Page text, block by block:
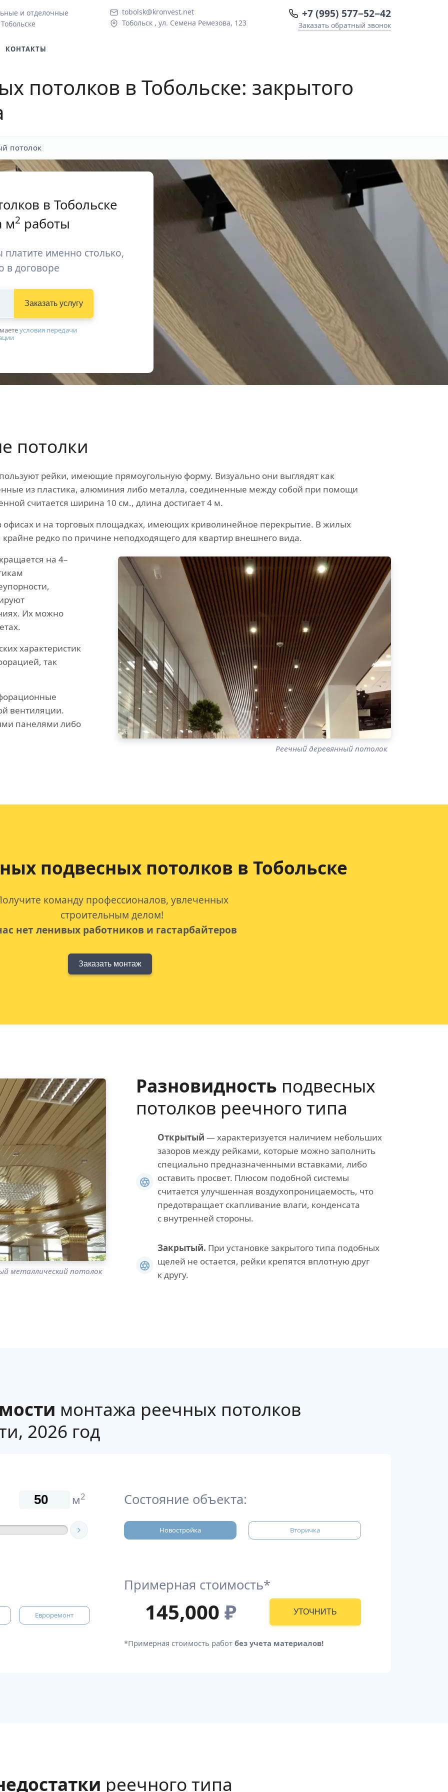
и отделочные
tobolsk@kronvest.net
Тобольск , ул. Семена Ремезова, 123
+7 (995) 577−52−42
Заказать обратный звонок
КОНТАКТЫ
потолков в Тобольске: закрытого
потолок
в Тобольске
м2 работы
именно столько,
в договоре
Заказать услугу
условия передачи
потолки
рейки, имеющие прямоугольную форму. Визуально они выглядят как
из пластика, алюминия либо металла, соединенные между собой при помощи
считается ширина 10 см., длина достигает 4 м.
офисах и на торговых площадках, имеющих криволинейное перекрытие. В жилых
редко по причине неподходящего для квартир внешнего вида.
на 4–
Их можно
характеристик
так
вентиляции.
панелями либо
Реечный деревянный потолок
подвесных потолков в Тобольске
команду профессионалов, увлеченных
строительным делом!
нет ленивых работников и гастарбайтеров
Заказать монтаж
Разновидность подвесных
потолков реечного типа
Открытый — характеризуется наличием небольших
зазоров между рейками, которые можно заполнить
специально предназначенными вставками, либо
оставить просвет. Плюсом подобной системы
считается улучшенная воздухопроницаемость, что
предотвращает скапливание влаги, конденсата
с внутренней стороны.
Закрытый. При установке закрытого типа подобных
щелей не остается, рейки крепятся вплотную друг
к другу.
металлический потолок
монтажа реечных потолков
2026 год
м2
Евроремонт
Состояние объекта:
Новостройка Вторичка
Примерная стоимость*
145,000 ₽ УТОЧНИТЬ
*Примерная стоимость работ без учета материалов!
реечного типа